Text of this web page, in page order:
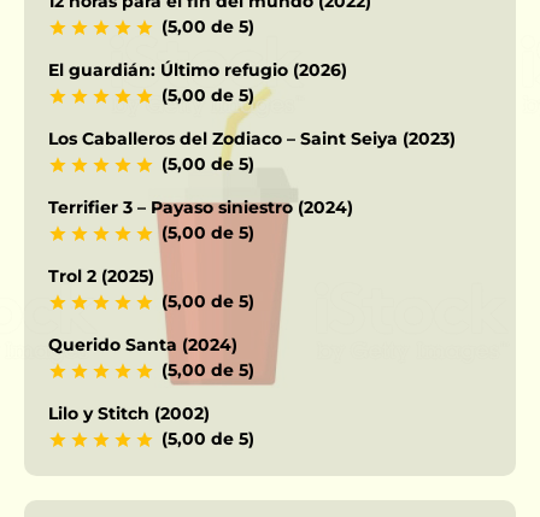
(5,00 de 5)
El guardián: Último refugio (2026)
(5,00 de 5)
Los Caballeros del Zodiaco – Saint Seiya (2023)
(5,00 de 5)
Terrifier 3 – Payaso siniestro (2024)
(5,00 de 5)
Trol 2 (2025)
(5,00 de 5)
Querido Santa (2024)
(5,00 de 5)
Lilo y Stitch (2002)
(5,00 de 5)